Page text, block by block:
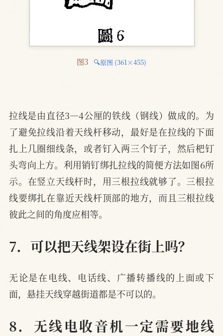
图3 🔍原图 (361×455)
拉线是由直径3—4公厘的铁线（钢线）做成的。为
了避免拉线沿着天线杆移动，最好是在拉线的下面
扎上几圈细线条，或者钉入两三个钉子，然后杷钉
头弯向上方。利用销钉绑扎拉线的简便方法如图6所
示。在竖立天线杆时，用三根拉线就够了。三根拉
线要绑扎在靠近天线杆顶部的地方，而且三根拉线
彼此之间的角度应相等。
7．可以把天线架设在街上吗？
无论是在电线、电话线、广播转播线的上面或下
面，悬挂天线穿越街道都是不可以的。
8．无线电收音机一定需要地线